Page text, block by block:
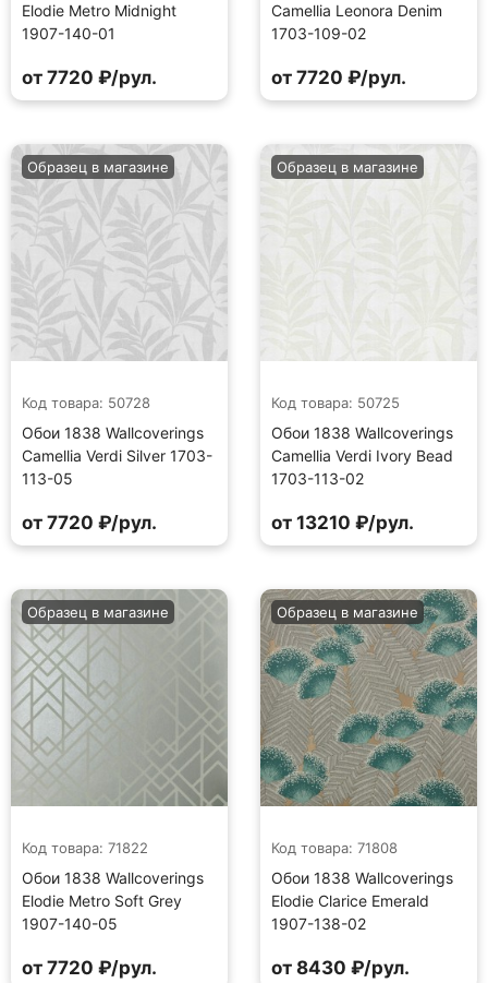
Elodie Metro Midnight
1907-140-01
от 7720 ₽/рул.
Camellia Leonora Denim
1703-109-02
от 7720 ₽/рул.
Код товара: 50728
Обои 1838 Wallcoverings
Camellia Verdi Silver 1703-
113-05
Образец в магазине
от 7720 ₽/рул.
Код товара: 50725
Обои 1838 Wallcoverings
Camellia Verdi Ivory Bead
1703-113-02
Образец в магазине
от 13210 ₽/рул.
Код товара: 71822
Обои 1838 Wallcoverings
Elodie Metro Soft Grey
1907-140-05
Образец в магазине
от 7720 ₽/рул.
Код товара: 71808
Обои 1838 Wallcoverings
Elodie Clarice Emerald
1907-138-02
Образец в магазине
от 8430 ₽/рул.